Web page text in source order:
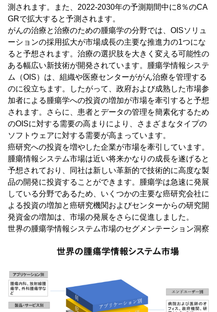
測されます。また、2022-2030年の予測期間中に8％のCA
GRで拡大すると予測されます。
がんの治療と治療のための腫瘍学の分野では、OISソリュ
ーションの採用拡大が市場成長の主要な推進力の1つにな
ると予想されます。治療の選択肢を大きく変える可能性の
ある幅広い新技術が開発されています。腫瘍学情報システ
ム（OIS）は、組織や医療センターががん治療を管理する
のに役立ちます。したがって、政府および成熟した市場参
加者による腫瘍学への投資の増加が市場を牽引すると予想
されます。さらに、患者とデータの管理を簡素化するため
のOISに対する需要の高まりにより、さまざまなタイプの
ソフトウェアに対する需要が高まっています。
癌研究への投資を増やした企業が市場を牽引しています。
腫瘍情報システム市場は近い将来かなりの成長を遂げると
予想されており、同社は新しい革新的で技術的に高度な製
品の開発に投資することができます。腫瘍学は急速に発展
している分野であるため、いくつかの主要な癌研究会社に
よる投資の増加と癌研究機関およびセンターからの研究開
発資金の増加は、市場の発展をさらに促進しました。
世界の腫瘍学情報システム市場のセグメンテーション洞察